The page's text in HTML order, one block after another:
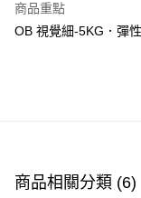
PayMe
付款後順豐站及營業點
商品重點
OB 視覺細-5KG．彈
商品相關分類 (6)